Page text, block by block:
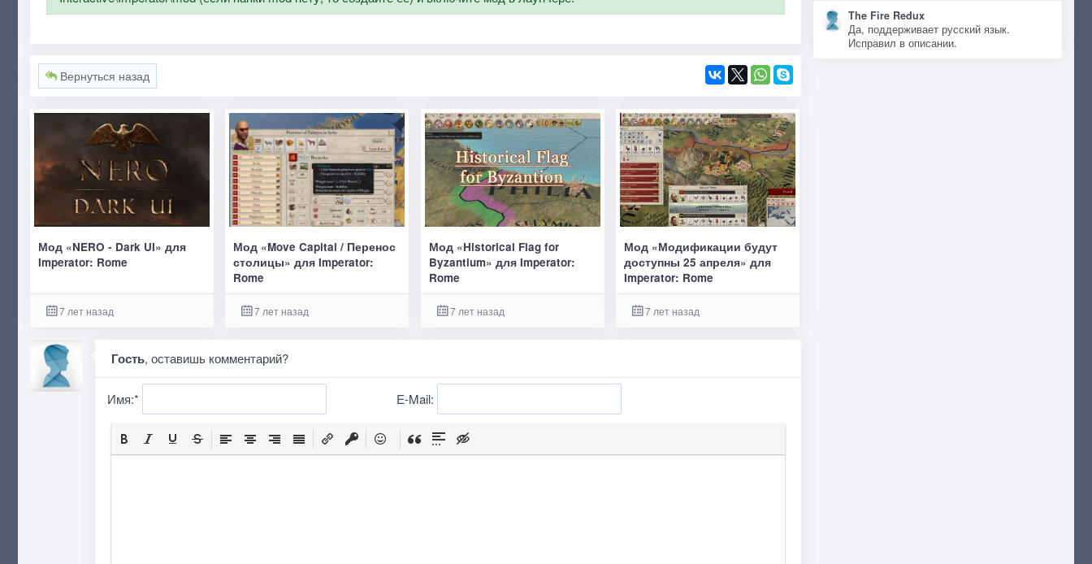
Вернуться назад
Мод «NERO - Dark UI» для
Imperator: Rome
7 лет назад
Мод «Move Capital / Перенос
столицы» для Imperator:
Rome
7 лет назад
Мод «Historical Flag for
Byzantium» для Imperator:
Rome
7 лет назад
Мод «Модификации будут
доступны 25 апреля» для
Imperator: Rome
7 лет назад
Гость, оставишь комментарий?
Имя:* E-Mail:
The Fire Redux
Да, поддерживает русский язык.
Исправил в описании.